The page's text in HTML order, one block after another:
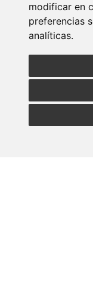
modificar en
preferencias
analíticas.
Fiscalidad